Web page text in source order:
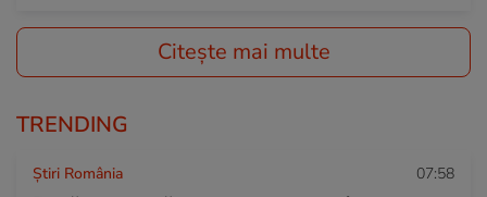
Citește mai multe
TRENDING
Știri România 07:58